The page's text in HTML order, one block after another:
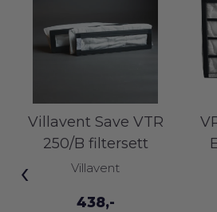
Villavent Save VTR
250/B filtersett
Villavent
438,-
‹